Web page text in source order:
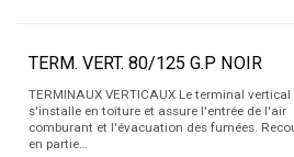
TERM. VERT. 80/125 G.P NOIR
TERMINAUX VERTICAUX Le terminal vertical
s'installe en toiture et assure l'entrée de l'air
comburant et l'évacuation des fumées.
en partie…